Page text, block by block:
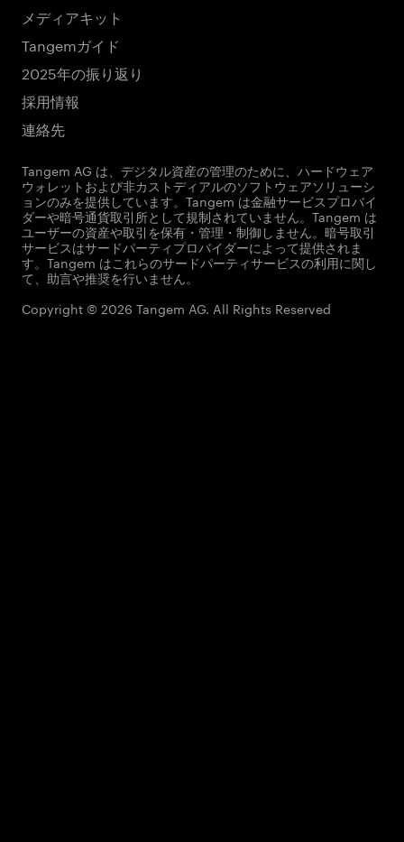
メディアキット
Tangemガイド
2025年の振り返り
採用情報
連絡先
Tangem AG は、デジタル資産の管理のために、ハードウェア
ウォレットおよび非カストディアルのソフトウェアソリューシ
ョンのみを提供しています。Tangem は金融サービスプロバイ
ダーや暗号通貨取引所として規制されていません。Tangem は
ユーザーの資産や取引を保有・管理・制御しません。暗号取引
サービスはサードパーティプロバイダーによって提供されま
す。Tangem はこれらのサードパーティサービスの利用に関し
て、助言や推奨を行いません。